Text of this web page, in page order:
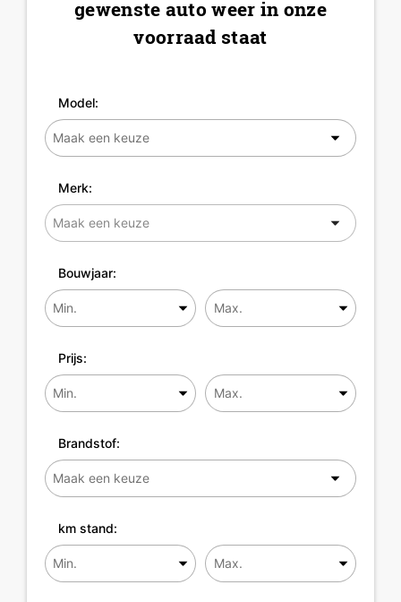
gewenste auto weer in onze
voorraad staat
Model:
Merk:
Bouwjaar:
Prijs:
Brandstof:
km stand: